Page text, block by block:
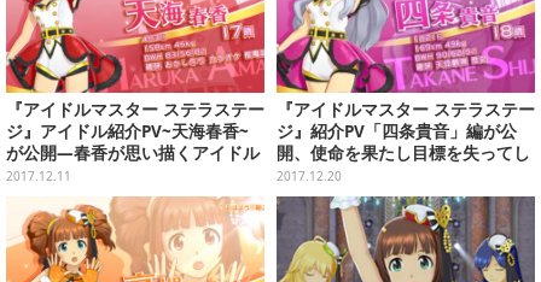
『アイドルマスター ステラステー
ジ』アイドル紹介PV~天海春香~
が公開―春香が思い描くアイドル
とは…？
2017.12.11
『アイドルマスター ステラステー
ジ』紹介PV「四条貴音」編が公
開、使命を果たし目標を失ってし
まった貴音は・・・
2017.12.20